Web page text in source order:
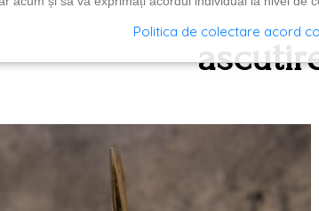
Politica de colectare acord